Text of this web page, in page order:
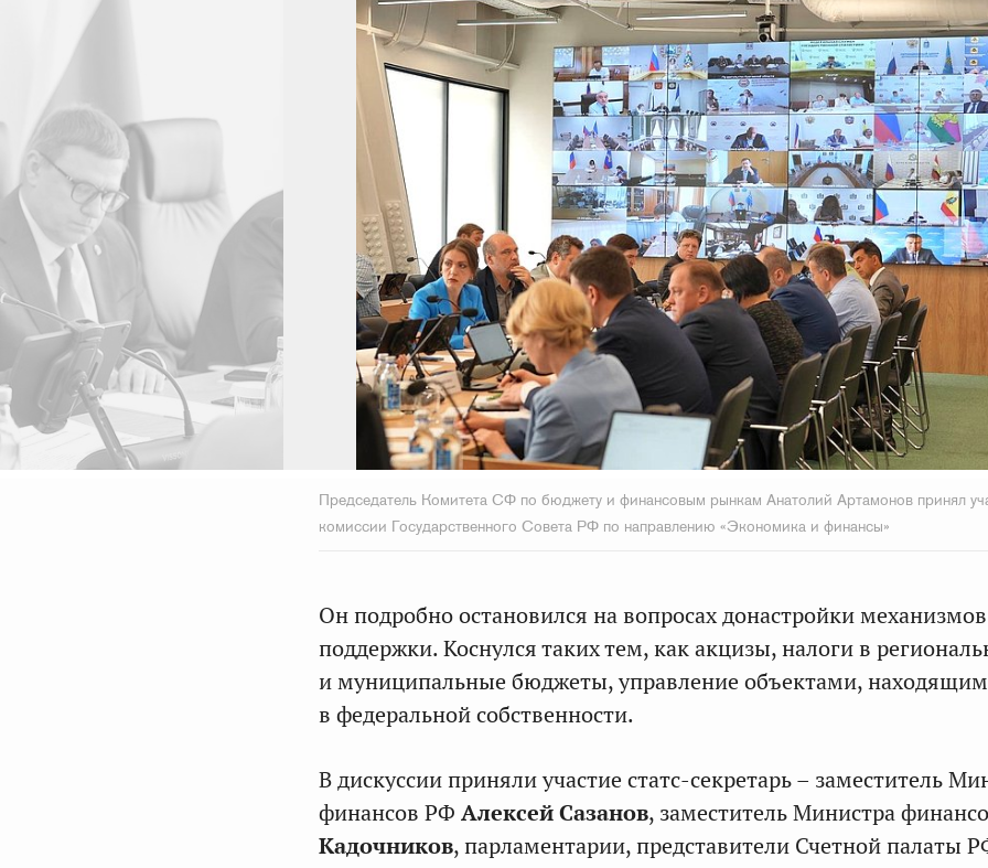
Председатель Комитета СФ по бюджету и финансовым рынкам Анатолий Артамонов принял
комиссии Государственного Совета РФ по направлению «Экономика и финансы»
Он подробно остановился на вопросах донастройки механизмов
поддержки. Коснулся таких тем, как акцизы, налоги в
и муниципальные бюджеты, управление объектами,
в федеральной собственности.
В дискуссии приняли участие статс-секретарь – заместитель
финансов РФ Алексей Сазанов, заместитель Министра
Кадочников, парламентарии, представители Счетной палаты